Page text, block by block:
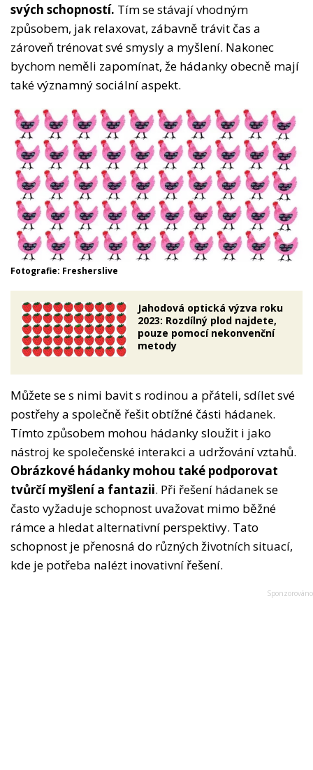
svých schopností. Tím se stávají vhodným
způsobem, jak relaxovat, zábavně trávit čas a
zároveň trénovat své smysly a myšlení. Nakonec
bychom neměli zapomínat, že hádanky obecně mají
také významný sociální aspekt.
Fotografie: Fresherslive
Jahodová optická výzva roku
2023: Rozdílný plod najdete,
pouze pomocí nekonvenční
metody
Můžete se s nimi bavit s rodinou a přáteli, sdílet své
postřehy a společně řešit obtížné části hádanek.
Tímto způsobem mohou hádanky sloužit i jako
nástroj ke společenské interakci a udržování vztahů.
Obrázkové hádanky mohou také podporovat
tvůrčí myšlení a fantazii. Při řešení hádanek se
často vyžaduje schopnost uvažovat mimo běžné
rámce a hledat alternativní perspektivy. Tato
schopnost je přenosná do různých životních situací,
kde je potřeba nalézt inovativní řešení.